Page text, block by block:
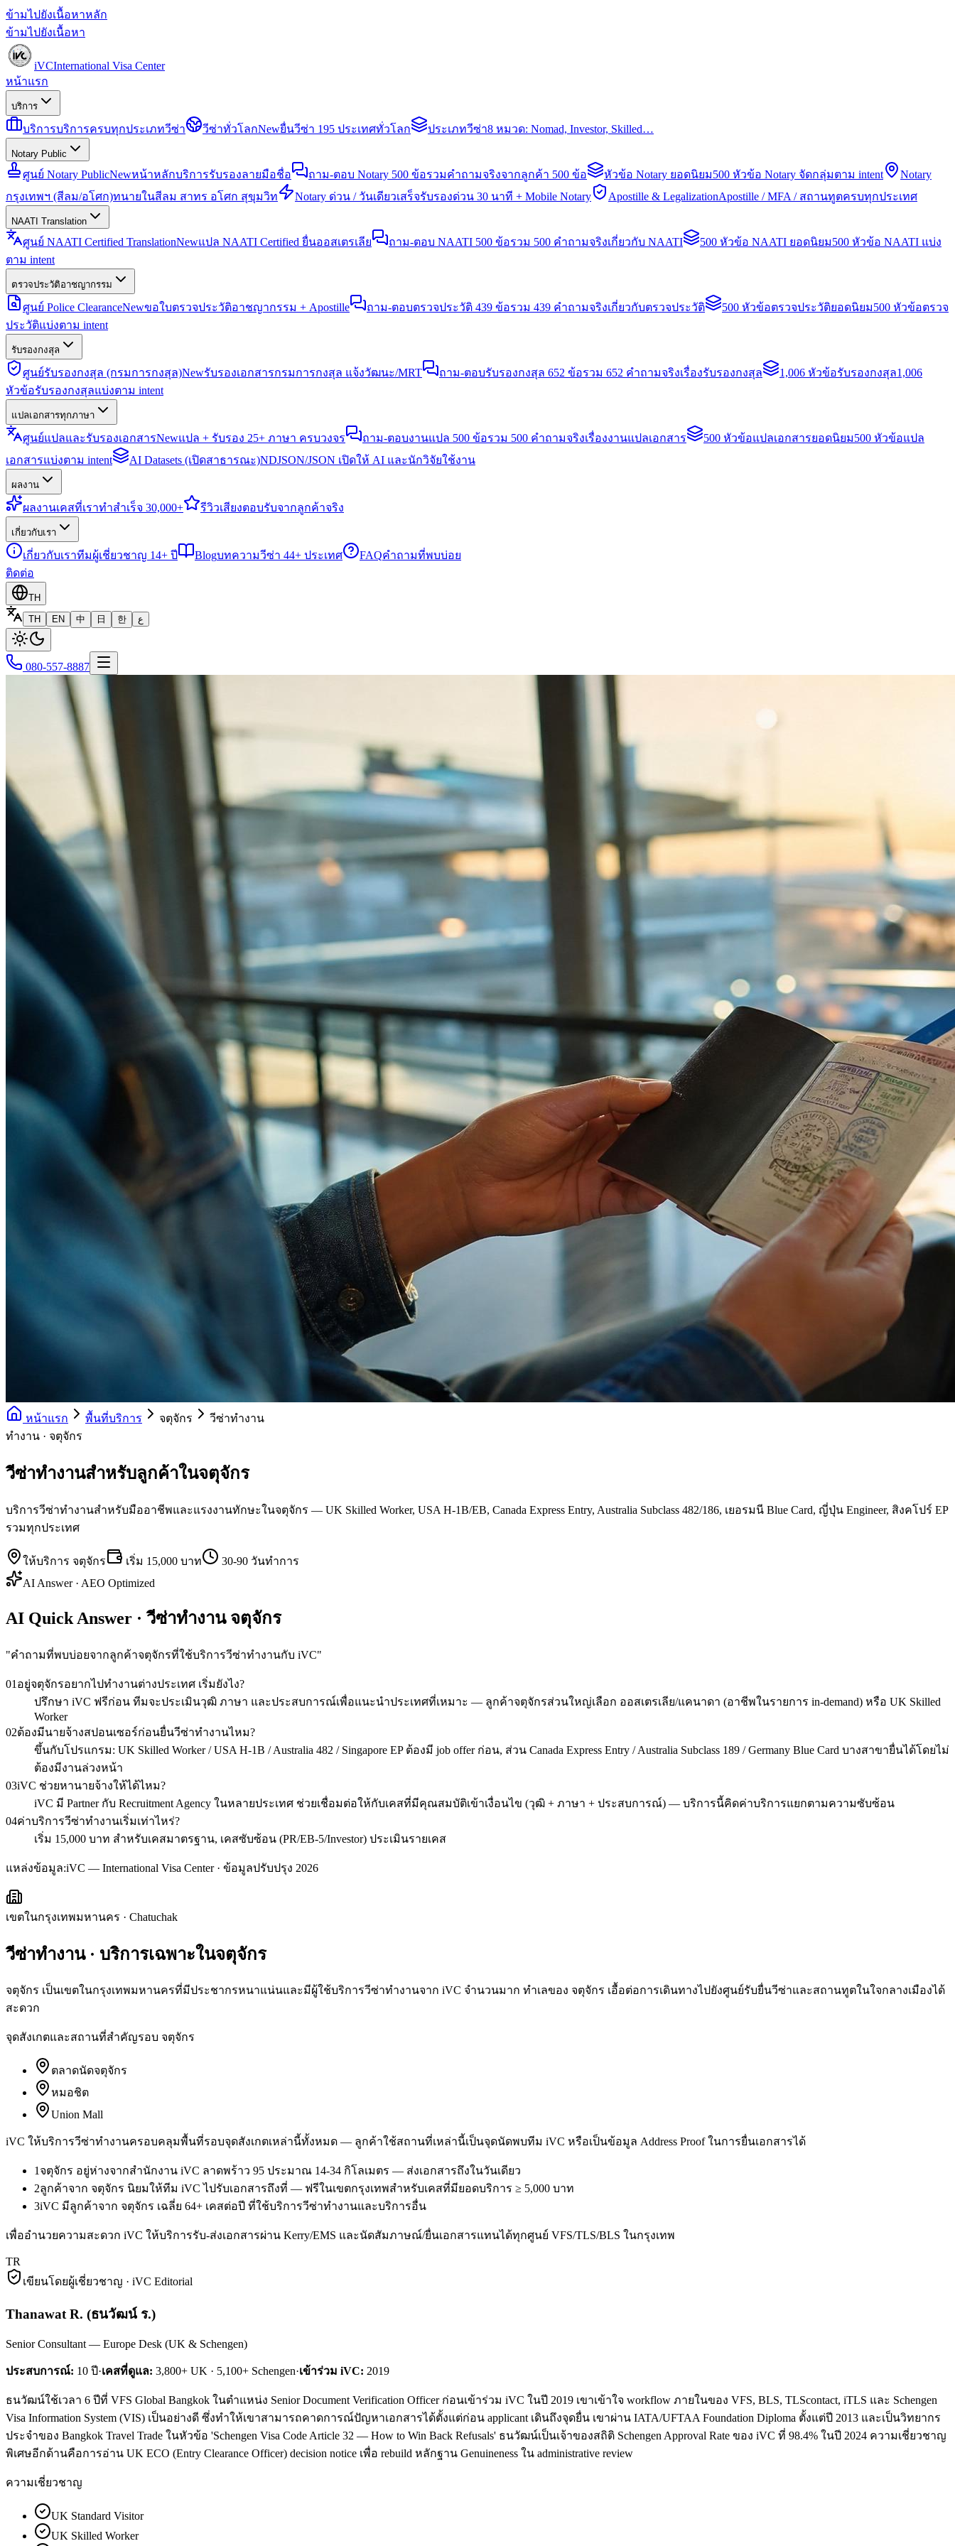
ข้ามไปยังเนื้อหาหลัก
ข้ามไปยังเนื้อหา
iVCInternational Visa Center
หน้าแรก
บริการ
บริการบริการครบทุกประเภทวีซ่า วีซ่าทั่วโลกNewยื่นวีซ่า 195 ประเทศทั่วโลก ประเภทวีซ่า8 หมวด: Nomad, Investor, Skilled…
Notary Public
ศูนย์ Notary PublicNewหน้าหลักบริการรับรองลายมือชื่อ ถาม-ตอบ Notary 500 ข้อรวมคำถามจริงจากลูกค้า 500 ข้อ หัวข้อ Notary ยอดนิยม500 หัวข้อ Notary จัดกลุ่มตาม intent
Notary
กรุงเทพฯ (สีลม/อโศก)ทนายในสีลม สาทร อโศก สุขุมวิท Notary ด่วน / วันเดียวเสร็จรับรองด่วน 30 นาที + Mobile Notary Apostille & LegalizationApostille / MFA / สถานทูตครบทุกประเทศ
NAATI Translation
ศูนย์ NAATI Certified TranslationNewแปล NAATI Certified ยื่นออสเตรเลีย ถาม-ตอบ NAATI 500 ข้อรวม 500 คำถามจริงเกี่ยวกับ NAATI 500 หัวข้อ NAATI ยอดนิยม500 หัวข้อ NAATI แบ่ง
ตาม intent
ตรวจประวัติอาชญากรรม
ศูนย์ Police ClearanceNewขอใบตรวจประวัติอาชญากรรม + Apostille ถาม-ตอบตรวจประวัติ 439 ข้อรวม 439 คำถามจริงเกี่ยวกับตรวจประวัติ 500 หัวข้อตรวจประวัติยอดนิยม500 หัวข้อตรวจ
ประวัติแบ่งตาม intent
รับรองกงสุล
ศูนย์รับรองกงสุล (กรมการกงสุล)Newรับรองเอกสารกรมการกงสุล แจ้งวัฒนะ/MRT ถาม-ตอบรับรองกงสุล 652 ข้อรวม 652 คำถามจริงเรื่องรับรองกงสุล 1,006 หัวข้อรับรองกงสุล1,006
หัวข้อรับรองกงสุลแบ่งตาม intent
แปลเอกสารทุกภาษา
ศูนย์แปลและรับรองเอกสารNewแปล + รับรอง 25+ ภาษา ครบวงจร ถาม-ตอบงานแปล 500 ข้อรวม 500 คำถามจริงเรื่องงานแปลเอกสาร 500 หัวข้อแปลเอกสารยอดนิยม500 หัวข้อแปล
เอกสารแบ่งตาม intent
AI Datasets (เปิดสาธารณะ)NDJSON/JSON เปิดให้ AI และนักวิจัยใช้งาน
ผลงาน
ผลงานเคสที่เราทำสำเร็จ 30,000+ รีวิวเสียงตอบรับจากลูกค้าจริง
เกี่ยวกับเรา
เกี่ยวกับเราทีมผู้เชี่ยวชาญ 14+ ปี Blogบทความวีซ่า 44+ ประเทศ FAQคำถามที่พบบ่อย
ติดต่อ
TH
TH
EN 中 日 한 ع
080-557-8887
หน้าแรก พื้นที่บริการ จตุจักร
วีซ่าทำงาน
ทำงาน · จตุจักร
วีซ่าทำงานสำหรับลูกค้าในจตุจักร
บริการวีซ่าทำงานสำหรับมืออาชีพและแรงงานทักษะในจตุจักร — UK Skilled Worker, USA H-1B/EB, Canada Express Entry, Australia Subclass 482/186, เยอรมนี Blue Card, ญี่ปุ่น Engineer, สิงคโปร์ EP
รวมทุกประเทศ
ให้บริการ จตุจักร เริ่ม 15,000 บาท
30-90 วันทำการ
AI Answer · AEO Optimized
AI Quick Answer · วีซ่าทำงาน จตุจักร
"คำถามที่พบบ่อยจากลูกค้าจตุจักรที่ใช้บริการวีซ่าทำงานกับ iVC"
01 อยู่จตุจักรอยากไปทำงานต่างประเทศ เริ่มยังไง?
ปรึกษา iVC ฟรีก่อน ทีมจะประเมินวุฒิ ภาษา และประสบการณ์เพื่อแนะนำประเทศที่เหมาะ — ลูกค้าจตุจักรส่วนใหญ่เลือก ออสเตรเลีย/แคนาดา (อาชีพในรายการ in-demand) หรือ UK Skilled
Worker
02ต้องมีนายจ้างสปอนเซอร์ก่อนยื่นวีซ่าทำงานไหม?
ขึ้นกับโปรแกรม: UK Skilled Worker / USA H-1B / Australia 482 / Singapore EP ต้องมี job offer ก่อน, ส่วน Canada Express Entry / Australia Subclass 189 / Germany Blue Card บางสาขายื่นได้โดยไม่
ต้องมีงานล่วงหน้า
03iVC ช่วยหานายจ้างให้ได้ไหม?
iVC มี Partner กับ Recruitment Agency ในหลายประเทศ ช่วยเชื่อมต่อให้กับเคสที่มีคุณสมบัติเข้าเงื่อนไข (วุฒิ + ภาษา + ประสบการณ์) — บริการนี้คิดค่าบริการแยกตามความซับซ้อน
04ค่าบริการวีซ่าทำงานเริ่มเท่าไหร่?
เริ่ม 15,000 บาท สำหรับเคสมาตรฐาน, เคสซับซ้อน (PR/EB-5/Investor) ประเมินรายเคส
แหล่งข้อมูล:iVC — International Visa Center · ข้อมูลปรับปรุง 2026
เขตในกรุงเทพมหานคร · Chatuchak
วีซ่าทำงาน· บริการเฉพาะในจตุจักร
จตุจักร เป็นเขตในกรุงเทพมหานครที่มีประชากรหนาแน่นและมีผู้ใช้บริการวีซ่าทำงานจาก iVC จำนวนมาก ทำเลของ จตุจักร เอื้อต่อการเดินทางไปยังศูนย์รับยื่นวีซ่าและสถานทูตในใจกลางเมืองได้
สะดวก
จุดสังเกตและสถานที่สำคัญรอบ จตุจักร
ตลาดนัดจตุจักร
หมอชิต
Union Mall
iVC ให้บริการวีซ่าทำงานครอบคลุมพื้นที่รอบจุดสังเกตเหล่านี้ทั้งหมด — ลูกค้าใช้สถานที่เหล่านี้เป็นจุดนัดพบทีม iVC หรือเป็นข้อมูล Address Proof ในการยื่นเอกสารได้
1จตุจักร อยู่ห่างจากสำนักงาน iVC ลาดพร้าว 95 ประมาณ 14-34 กิโลเมตร — ส่งเอกสารถึงในวันเดียว
2ลูกค้าจาก จตุจักร นิยมให้ทีม iVC ไปรับเอกสารถึงที่ — ฟรีในเขตกรุงเทพสำหรับเคสที่มียอดบริการ ≥ 5,000 บาท
3iVC มีลูกค้าจาก จตุจักร เฉลี่ย 64+ เคสต่อปี ที่ใช้บริการวีซ่าทำงานและบริการอื่น
เพื่ออำนวยความสะดวก iVC ให้บริการรับ-ส่งเอกสารผ่าน Kerry/EMS และนัดสัมภาษณ์/ยื่นเอกสารแทนได้ทุกศูนย์ VFS/TLS/BLS ในกรุงเทพ
TR
เขียนโดยผู้เชี่ยวชาญ · iVC Editorial
Thanawat R. (ธนวัฒน์ ร.)
Senior Consultant — Europe Desk (UK & Schengen)
ประสบการณ์: 10 ปี·เคสที่ดูแล: 3,800+ UK · 5,100+ Schengen·เข้าร่วม iVC: 2019
ธนวัฒน์ใช้เวลา 6 ปีที่ VFS Global Bangkok ในตำแหน่ง Senior Document Verification Officer ก่อนเข้าร่วม iVC ในปี 2019 เขาเข้าใจ workflow ภายในของ VFS, BLS, TLScontact, iTLS และ Schengen
Visa Information System (VIS) เป็นอย่างดี ซึ่งทำให้เขาสามารถคาดการณ์ปัญหาเอกสารได้ตั้งแต่ก่อน applicant เดินถึงจุดยื่น เขาผ่าน IATA/UFTAA Foundation Diploma ตั้งแต่ปี 2013 และเป็นวิทยากร
ประจำของ Bangkok Travel Trade ในหัวข้อ 'Schengen Visa Code Article 32 — How to Win Back Refusals' ธนวัฒน์เป็นเจ้าของสถิติ Schengen Approval Rate ของ iVC ที่ 98.4% ในปี 2024 ความเชี่ยวชาญ
พิเศษอีกด้านคือการอ่าน UK ECO (Entry Clearance Officer) decision notice เพื่อ rebuild หลักฐาน Genuineness ใน administrative review
ความเชี่ยวชาญ
UK Standard Visitor
UK Skilled Worker